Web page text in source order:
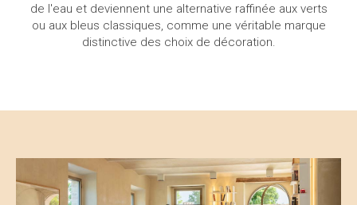
de l'eau et deviennent une alternative raffinée aux verts
ou aux bleus classiques, comme une véritable marque
distinctive des choix de décoration.